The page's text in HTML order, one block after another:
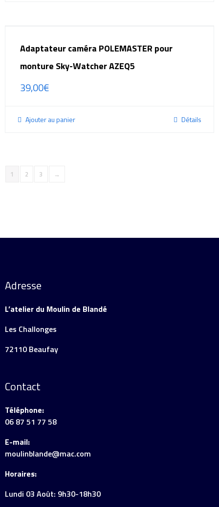
Adaptateur caméra POLEMASTER pour
monture Sky-Watcher AZEQ5
39,00€
Ajouter au panier Détails
1 2 3 →
Adresse
L’atelier du Moulin de Blandé
Les Challonges
72110 Beaufay
Contact
Téléphone:
06 87 51 77 58
E-mail:
moulinblande@mac.com
Horaires:
Lundi 03 Août: 9h30-18h30